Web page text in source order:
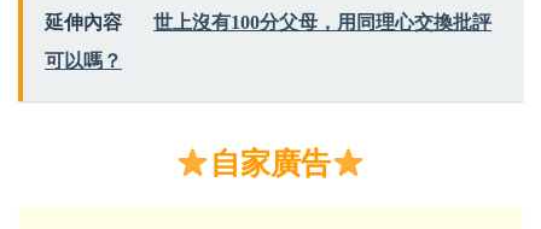
延伸內容
世上沒有100分父母，用同理心交換批評
可以嗎？
自家廣告